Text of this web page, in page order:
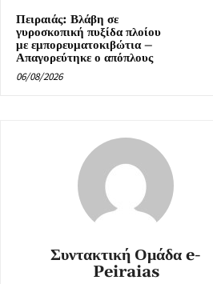
Πειραιάς: Βλάβη σε
γυροσκοπική πυξίδα πλοίου
με εμπορευματοκιβώτια –
Απαγορεύτηκε ο απόπλους
06/08/2026
Συντακτική Ομάδα e-
Peiraias